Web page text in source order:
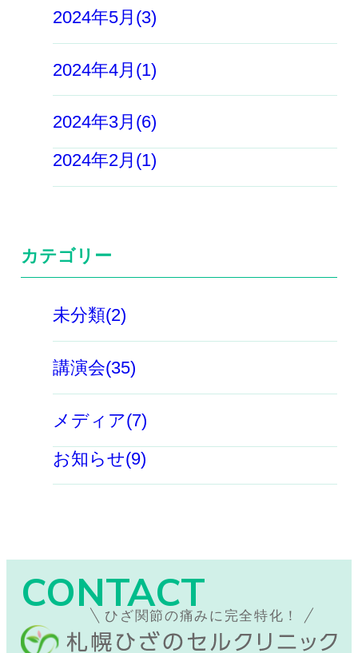
2024年5月(3)
2024年4月(1)
2024年3月(6)
2024年2月(1)
カテゴリー
未分類(2)
講演会(35)
メディア(7)
お知らせ(9)
CONTACT
ひざ関節の痛みに完全特化！